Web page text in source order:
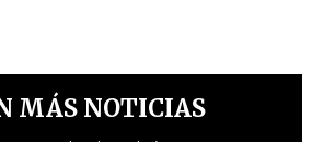
MÁS NOTICIAS